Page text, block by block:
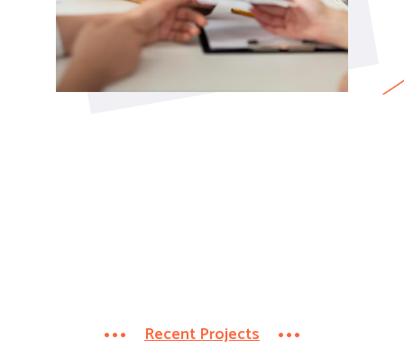
Recent Projects